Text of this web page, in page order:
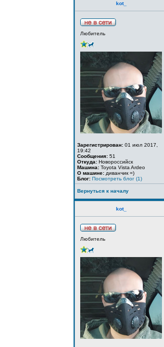
kot_
Любитель
Зарегистрирован: 01 июл 2017,
19:42
Сообщения: 51
Откуда: Новороссийск
Машина: Toyota Vista Ardeo
О машине: диванчик =)
Блог: Посмотреть блог (1)
Вернуться к началу
kot_
Любитель